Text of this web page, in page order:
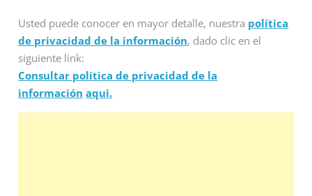
Usted puede conocer en mayor detalle, nuestra política
de privacidad de la información, dado clic en el
siguiente link:
Consultar política de privacidad de la
información aqui.